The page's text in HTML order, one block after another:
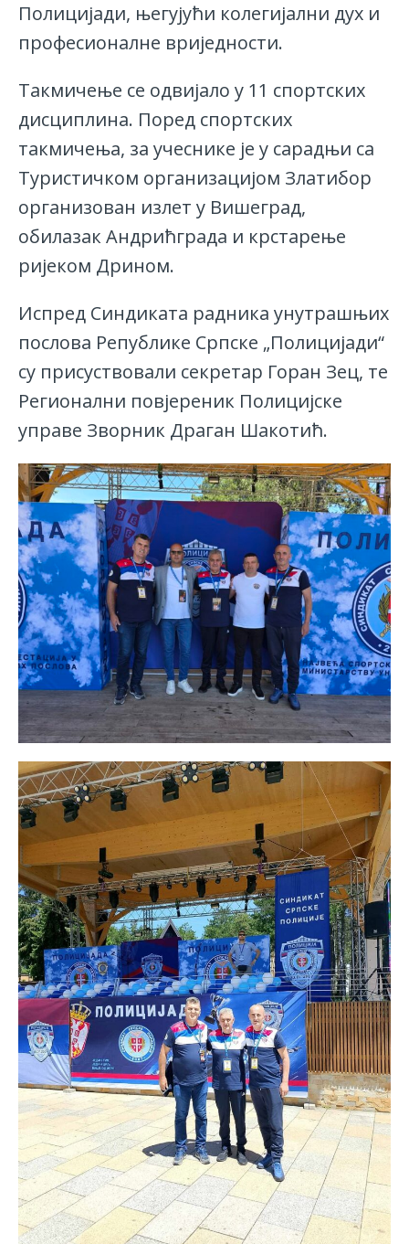
Полицијади, његујући колегијални дух и
професионалне вриједности.
Такмичење се одвијало у 11 спортских
дисциплина. Поред спортских
такмичења, за учеснике је у сарадњи са
Туристичком организацијом Златибор
организован излет у Вишеград,
обилазак Андрићграда и крстарење
ријеком Дрином.
Испред Синдиката радника унутрашњих
послова Републике Српске „Полицијади“
су присуствовали секретар Горан Зец, те
Регионални повјереник Полицијске
управе Зворник Драган Шакотић.